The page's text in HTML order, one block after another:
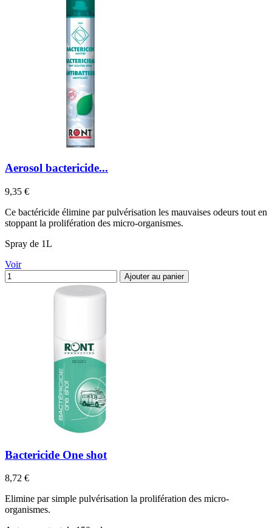
Aerosol bactericide...
9,35 €Prix
Ce bactéricide élimine par pulvérisation les mauvaises odeurs tout en
stoppant la prolifération des micro-organismes.
Spray de 1L
Voir
Ajouter au panier
Bactericide One shot
8,72 €Prix
Elimine par simple pulvérisation la prolifération des micro-
organismes.